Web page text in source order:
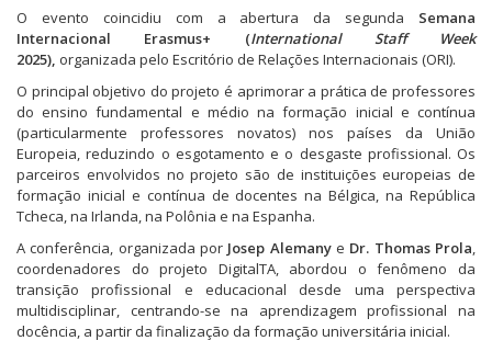
O evento coincidiu com a abertura da segunda Semana
Internacional Erasmus+ (International Staff Week
2025), organizada pelo Escritório de Relações Internacionais (ORI).
O principal objetivo do projeto é aprimorar a prática de professores
do ensino fundamental e médio na formação inicial e contínua
(particularmente professores novatos) nos países da União
Europeia, reduzindo o esgotamento e o desgaste profissional. Os
parceiros envolvidos no projeto são de instituições europeias de
formação inicial e contínua de docentes na Bélgica, na República
Tcheca, na Irlanda, na Polônia e na Espanha.
A conferência, organizada por Josep Alemanye Dr. Thomas Prola,
coordenadores do projeto DigitalTA, abordou o fenômeno da
transição profissional e educacional desde uma perspectiva
multidisciplinar, centrando-se na aprendizagem profissional na
docência, a partir da finalização da formação universitária inicial.